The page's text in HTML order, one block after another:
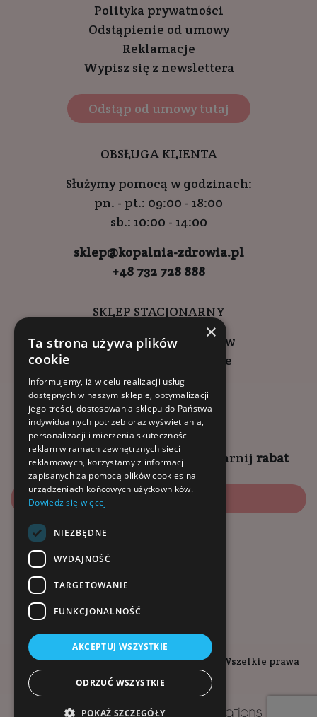
Polityka prywatności
Odstąpienie od umowy
Reklamacje
Wypisz się z newslettera
Odstąp od umowy tutaj
OBSŁUGA KLIENTA
Służymy pomocą w godzinach:
pn. - pt.: 09:00 - 18:00
sb.: 10:00 - 14:00
sklep@kopalnia-zdrowia.pl
+48 732 728 888
SKLEP STACJONARNY
ul. Wadowicka 6, Kraków
Kompleks Buma Square
godziny otwarcia:
9:00 - 18:00 (pon-pt)
10:00 - 14:00 (sob)
Zapisz się naNEWSLETTER zgarnij rabat
Zapisz się
Copyright © 2026. Kopalnia-Zdrowia.pl - Wszelkie prawa
Projekt i wykonanie
×
Ta strona używa plików
cookie
Informujemy, iż w celu realizacji usług
dostępnych w naszym sklepie, optymalizacji
jego treści, dostosowania sklepu do Państwa
indywidualnych potrzeb oraz wyświetlania,
personalizacji i mierzenia skuteczności
reklam w ramach zewnętrznych sieci
reklamowych, korzystamy z informacji
zapisanych za pomocą plików cookies na
urządzeniach końcowych użytkowników.
Dowiedz się więcej
NIEZBĘDNE
WYDAJNOŚĆ
TARGETOWANIE
FUNKCJONALNOŚĆ
AKCEPTUJ WSZYSTKIE
ODRZUĆ WSZYSTKIE
POKAŻ SZCZEGÓŁY